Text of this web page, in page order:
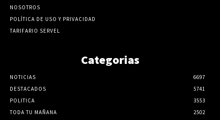
NOSOTROS
POLÍTICA DE USO Y PRIVACIDAD
TARIFARIO SERVEL
Categorias
NOTICIAS
6697
DESTACADOS
5741
POLITICA
3553
TODA TU MAÑANA
2502